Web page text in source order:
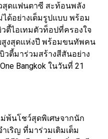
สุดแฟนตาซี สะท้อนพลัง
ด้อย่างเต็มรูปแบบ พร้อม
ตี้ไอเทมตัวท็อปที่ครองใจ
สูงสุดแห่งปี พร้อมขนทัพคน
วตี้มาร่วมสร้างสีสันอย่าง
Bangkok ในวันที่ 21
พ้นโชว์สุดพิเศษจากนัก
เริญ ที่มาร่วมเติมเต็ม